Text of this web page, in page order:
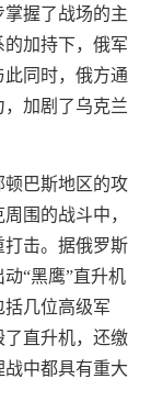
握了战场的主
加持下，俄军
同时，俄方通
加剧了乌克兰
顿巴斯地区的攻
围的战斗中，
击。据俄罗斯
“黑鹰”直升机
括几位高级军
了直升机，还缴
中都具有重大